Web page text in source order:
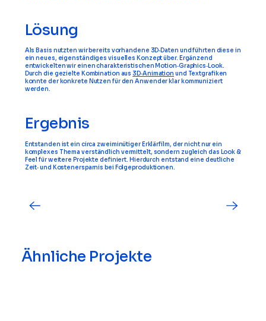
Ähnliche Projekte
Lösung
Als Basis nutzten wir bereits vorhandene 3D‑Daten und führten diese in
ein neues, eigenständiges visuelles Konzept über. Ergänzend
entwickelten wir einen charakteristischen Motion‑Graphics‑Look.
Durch die gezielte Kombination aus 3D‑Animation und Textgrafiken
konnte der konkrete Nutzen für den Anwender klar kommuniziert
werden.
Ergebnis
Entstanden ist ein circa zweiminütiger Erklärfilm, der nicht nur ein
komplexes Thema verständlich vermittelt, sondern zugleich das Look &
Feel für weitere Projekte definiert. Hierdurch entstand eine deutliche
Zeit‑ und Kostenersparnis bei Folgeproduktionen.